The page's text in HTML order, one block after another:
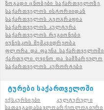
ზოგადი ცნობები საქართველოზე
საქართველოს ისტორიიდან
საქართველოს გეოგრაფია
საქართველოს კულტურა
საქართველოს რეგიონები
იუნესკოს მემკვიდრეობა
ფლორა და ფაუნა საქართველოში
ქართული ღვინო და სამზარეულო
საქართველოს კურორტები
ტურები საქართველოში
ექსკურსიები
კულტურული
სათავგადასავლოარქეოლოგიური